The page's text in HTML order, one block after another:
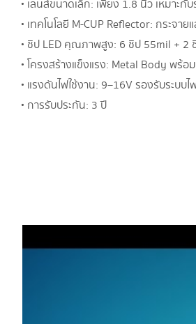
• เลนส์ขนาดเล็ก: เพียง 1.8 นิ้ว เหมาะ
• เทคโนโลยี M-CUP Reflector: กระจา
• ชิป LED คุณภาพสูง: 6 ชิป 55mil + 2
• โครงสร้างแข็งแรง: Metal Body พร้
• แรงดันไฟใช้งาน: 9–16V รองรับระบบ
• การรับประกัน: 3 ปี